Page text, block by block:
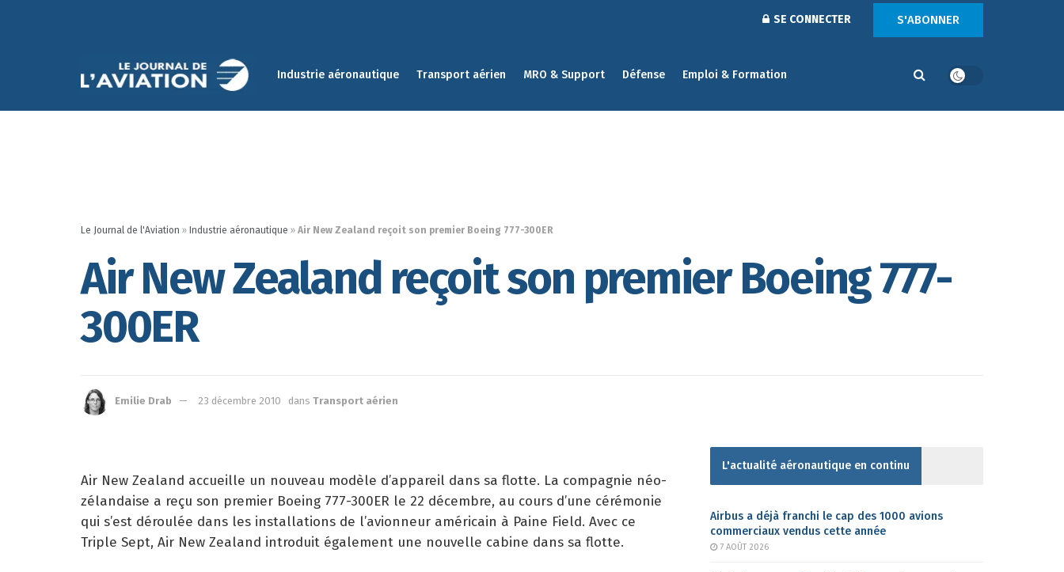
SE CONNECTER S'ABONNER
Industrie aéronautique Transport aérien MRO & Support Défense Emploi & Formation
Le Journal de l'Aviation » Industrie aéronautique » Air New Zealand reçoit son premier Boeing 777-300ER
Air New Zealand reçoit son premier Boeing 777-
300ER
Emilie Drab 23 décembre 2010 dans Transport aérien
Air New Zealand accueille un nouveau modèle d’appareil dans sa flotte. La compagnie néo-
zélandaise a reçu son premier Boeing 777-300ER le 22 décembre, au cours d’une cérémonie
qui s’est déroulée dans les installations de l’avionneur américain à Paine Field. Avec ce
Triple Sept, Air New Zealand introduit également une nouvelle cabine dans sa flotte.
L'actualité aéronautique en continu
Airbus a déjà franchi le cap des 1000 avions
commerciaux vendus cette année
7 AOÛT 2026